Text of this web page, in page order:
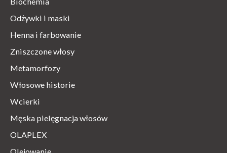
Odżywki i maski
Henna i farbowanie
Zniszczone włosy
Metamorfozy
Włosowe historie
Wcierki
Męska pielęgnacja włosów
OLAPLEX